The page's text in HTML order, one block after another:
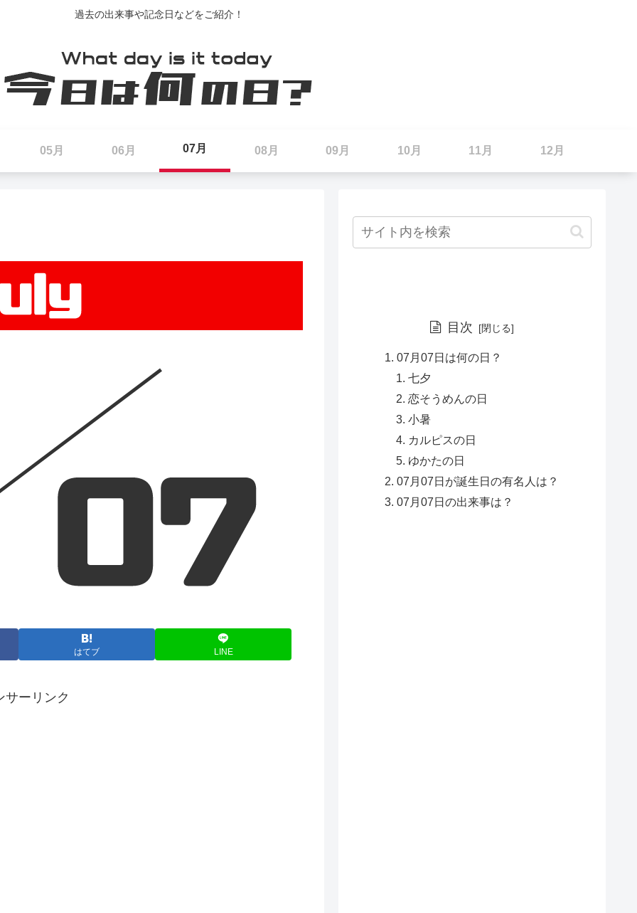
過去の出来事や記念日などをご紹介！
05月 06月 07月 08月 09月 10月 11月 12月
はてブ LINE
サーリンク
目次
07月07日は何の日？
七夕
恋そうめんの日
小暑
カルピスの日
ゆかたの日
07月07日が誕生日の有名人は？
07月07日の出来事は？